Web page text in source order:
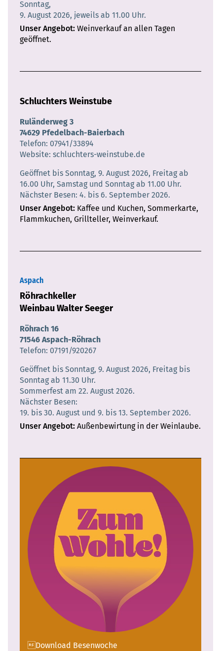
Sonntag,
9. August 2026, jeweils ab 11.00 Uhr.
Unser Angebot Weinverkauf an allen Tagen
geöffnet.
Schluchters Weinstube
Ruländerweg 3
74629 Pfedelbach-Baierbach
Telefon 07941/33894
Website schluchters-weinstube.de
Geöffnet bis Sonntag, 9. August 2026, Freitag ab
16.00 Uhr, Samstag und Sonntag ab 11.00 Uhr.
Nächster Besen: 4. bis 6. September 2026.
Unser Angebot Kaffee und Kuchen, Sommerkarte,
Flammkuchen, Grillteller, Weinverkauf.
Aspach
Röhrachkeller
Weinbau Walter Seeger
Röhrach 16
71546 Aspach-Röhrach
Telefon 07191/920267
Geöffnet bis Sonntag, 9. August 2026, Freitag bis
Sonntag ab 11.30 Uhr.
Sommerfest am 22. August 2026.
Nächster Besen:
19. bis 30. August und 9. bis 13. September 2026.
Unser Angebot Außenbewirtung in der Weinlaube.
Download Besenwoche